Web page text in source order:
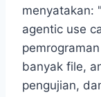
menyatakan:
agentic use
banyak file,
pengujian,